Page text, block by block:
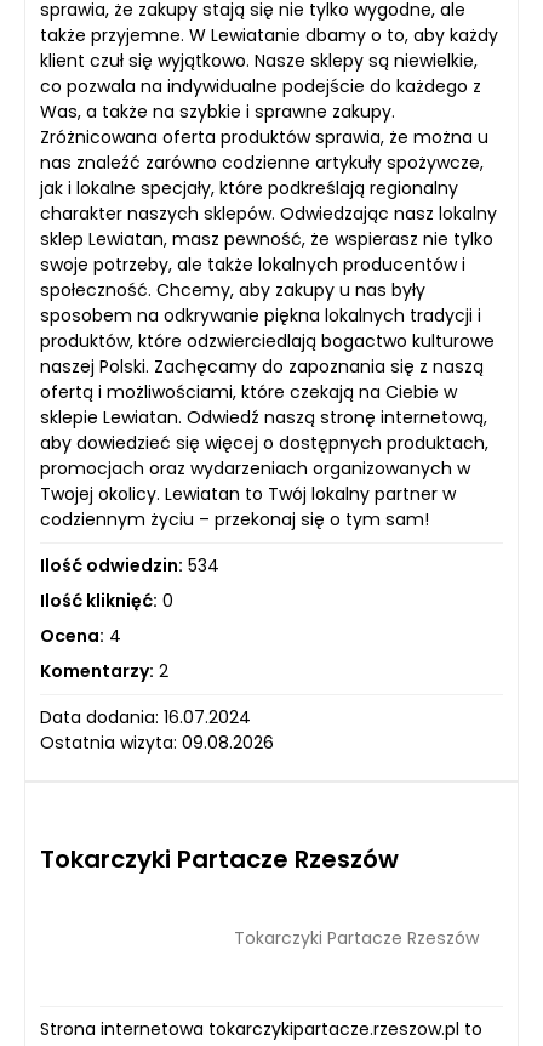
sprawia, że zakupy stają się nie tylko wygodne, ale
także przyjemne. W Lewiatanie dbamy o to, aby każdy
klient czuł się wyjątkowo. Nasze sklepy są niewielkie,
co pozwala na indywidualne podejście do każdego z
Was, a także na szybkie i sprawne zakupy.
Zróżnicowana oferta produktów sprawia, że można u
nas znaleźć zarówno codzienne artykuły spożywcze,
jak i lokalne specjały, które podkreślają regionalny
charakter naszych sklepów. Odwiedzając nasz lokalny
sklep Lewiatan, masz pewność, że wspierasz nie tylko
swoje potrzeby, ale także lokalnych producentów i
społeczność. Chcemy, aby zakupy u nas były
sposobem na odkrywanie piękna lokalnych tradycji i
produktów, które odzwierciedlają bogactwo kulturowe
naszej Polski. Zachęcamy do zapoznania się z naszą
ofertą i możliwościami, które czekają na Ciebie w
sklepie Lewiatan. Odwiedź naszą stronę internetową,
aby dowiedzieć się więcej o dostępnych produktach,
promocjach oraz wydarzeniach organizowanych w
Twojej okolicy. Lewiatan to Twój lokalny partner w
codziennym życiu – przekonaj się o tym sam!
Ilość odwiedzin: 534
Ilość kliknięć: 0
Ocena: 4
Komentarzy: 2
Data dodania: 16.07.2024
Ostatnia wizyta: 09.08.2026
Tokarczyki Partacze Rzeszów
Tokarczyki Partacze Rzeszów
Strona internetowa tokarczykipartacze.rzeszow.pl to